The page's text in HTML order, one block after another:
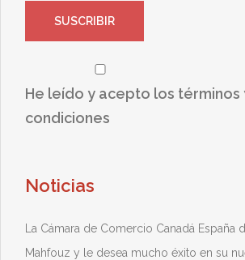
He leído y acepto los términos
condiciones
Noticias
La Cámara de Comercio Canadá España
Mahfouz y le desea mucho éxito en su